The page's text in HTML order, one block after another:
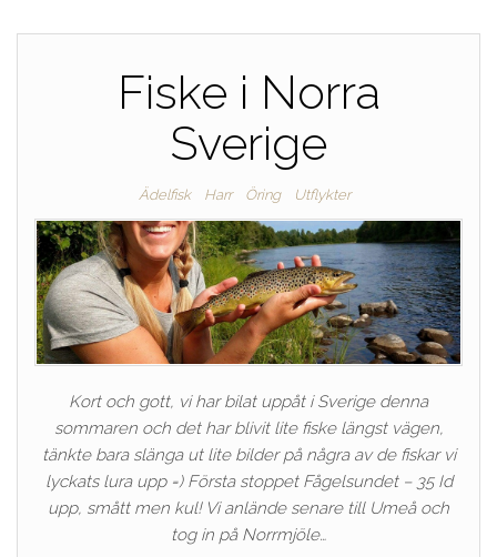
Fiske i Norra
Sverige
Ädelfisk Harr Öring Utflykter
Kort och gott, vi har bilat uppåt i Sverige denna
sommaren och det har blivit lite fiske längst vägen,
tänkte bara slänga ut lite bilder på några av de fiskar vi
lyckats lura upp =) Första stoppet Fågelsundet – 35 Id
upp, smått men kul! Vi anlände senare till Umeå och
tog in på Norrmjöle…